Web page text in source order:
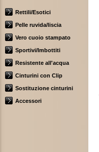
Rettili/Esotici
Pelle ruvida/liscia
Vero cuoio stampato
Sportivi/Imbottiti
Resistente all'acqua
Cinturini con Clip
Sostituzione cinturini
Accessori